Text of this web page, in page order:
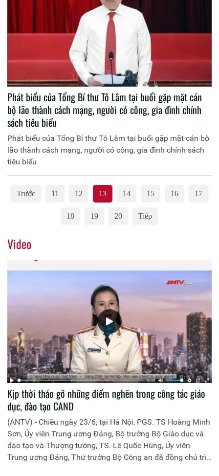
Phát biểu của Tổng Bí thư Tô Lâm tại buổi gặp mặt cán
bộ lão thành cách mạng, người có công, gia đình chính
sách tiêu biểu
Phát biểu của Tổng Bí thư Tô Lâm tại buổi gặp mặt cán bộ
lão thành cách mạng, người có công, gia đình chính sách
tiêu biểu
Trước 11 12 13 14 15 16 17
18 19 20 Tiếp
Video
Kịp thời tháo gỡ những điểm nghẽn trong công tác giáo
dục, đào tạo CAND
(ANTV) - Chiều ngày 23/6, tại Hà Nội, PGS. TS Hoàng Minh
Sơn, Ủy viên Trung ương Đảng, Bộ trưởng Bộ Giáo dục và
đào tạo và Thượng tướng, TS. Lê Quốc Hùng, Ủy viên
Trung ương Đảng, Thứ trưởng Bộ Công an đã đồng chủ trì